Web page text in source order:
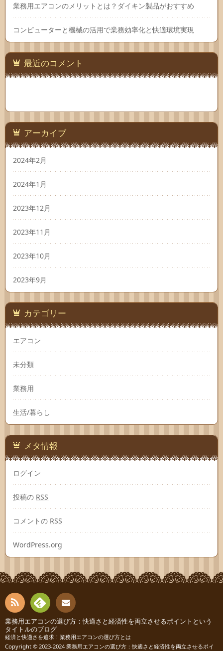
業務用エアコンのメリットとは？ダイキン製品がおすすめ
コンピューターと機械の活用で業務効率化と快適環境実現
最近のコメント
アーカイブ
2024年2月
2024年1月
2023年12月
2023年11月
2023年10月
2023年9月
カテゴリー
エアコン
未分類
業務用
生活/暮らし
メタ情報
ログイン
投稿の RSS
コメントの RSS
WordPress.org
RSS
Fee
dly
お問
い合
業務用エアコンの選び方：快適さと経済性を両立させるポイントという
タイトルのブログ
経済と快適さを追求！業務用エアコンの選び方とは
Copyright © 2023-2024業務用エアコンの選び方：快適さと経済性を両立させるポイ